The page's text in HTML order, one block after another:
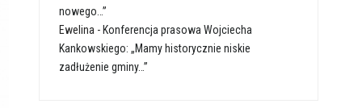
nowego…”
Ewelina - Konferencja prasowa Wojciecha
Kankowskiego: „Mamy historycznie niskie
zadłużenie gminy…”